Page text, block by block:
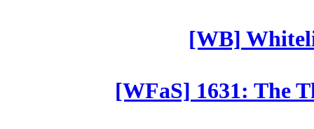
[WB]
[WFaS] 1631: The